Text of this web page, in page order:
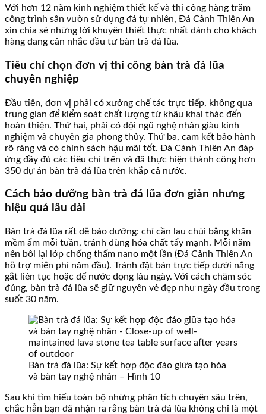
Với hơn 12 năm kinh nghiệm thiết kế và thi công hàng trăm
công trình sân vườn sử dụng đá tự nhiên, Đá Cảnh Thiên An
xin chia sẻ những lời khuyên thiết thực nhất dành cho khách
hàng đang cân nhắc đầu tư bàn trà đá lũa.
Tiêu chí chọn đơn vị thi công bàn trà đá lũa
chuyên nghiệp
Đầu tiên, đơn vị phải có xưởng chế tác trực tiếp, không qua
trung gian để kiểm soát chất lượng từ khâu khai thác đến
hoàn thiện. Thứ hai, phải có đội ngũ nghệ nhân giàu kinh
nghiệm và chuyên gia phong thủy. Thứ ba, cam kết bảo hành
rõ ràng và có chính sách hậu mãi tốt. Đá Cảnh Thiên An đáp
ứng đầy đủ các tiêu chí trên và đã thực hiện thành công hơn
350 dự án bàn trà đá lũa trên khắp cả nước.
Cách bảo dưỡng bàn trà đá lũa đơn giản nhưng
hiệu quả lâu dài
Bàn trà đá lũa rất dễ bảo dưỡng: chỉ cần lau chùi bằng khăn
mềm ẩm mỗi tuần, tránh dùng hóa chất tẩy mạnh. Mỗi năm
nên bôi lại lớp chống thấm nano một lần (Đá Cảnh Thiên An
hỗ trợ miễn phí năm đầu). Tránh đặt bàn trực tiếp dưới nắng
gắt liên tục hoặc để nước đọng lâu ngày. Với cách chăm sóc
đúng, bàn trà đá lũa sẽ giữ nguyên vẻ đẹp như ngày đầu trong
suốt 30 năm.
Bàn trà đá lũa: Sự kết hợp độc đáo giữa tạo hóa
và bàn tay nghệ nhân – Hình 10
Sau khi tìm hiểu toàn bộ những phân tích chuyên sâu trên,
chắc hẳn bạn đã nhận ra rằng bàn trà đá lũa không chỉ là một